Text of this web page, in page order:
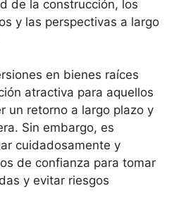
de la construcción, los
y las perspectivas a largo
en bienes raíces
atractiva para aquellos
un retorno a largo plazo y
Sin embargo, es
cuidadosamente y
de confianza para tomar
y evitar riesgos